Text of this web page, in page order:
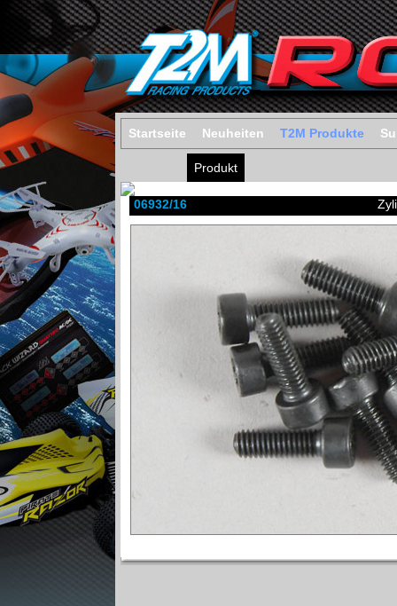
Startseite Neuheiten T2M Produkte
Produkt
06932/16